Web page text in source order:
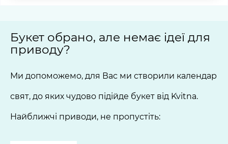
Букет обрано, але немає ідеї для
приводу?
Ми допоможемо, для Вас ми створили календар
свят, до яких чудово підійде букет від Kvitna.
Найближчі приводи, не пропустіть: